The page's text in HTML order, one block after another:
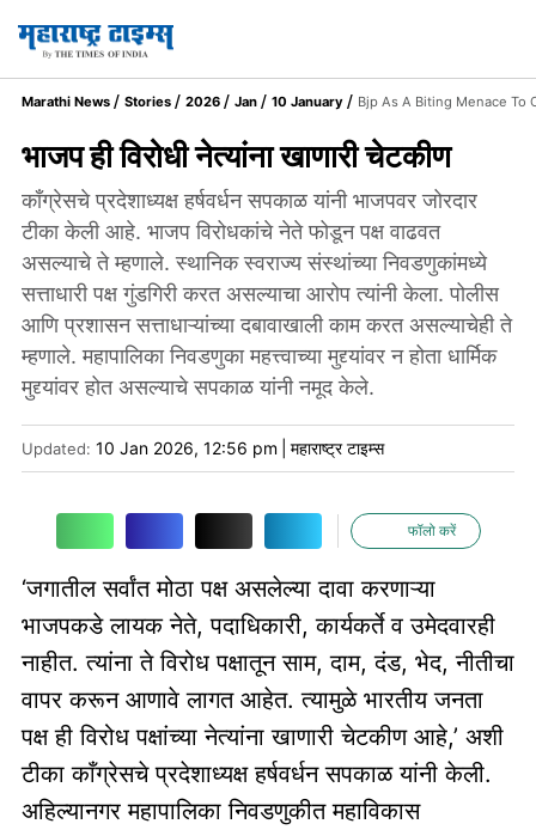
Marathi News Stories 2026 Jan 10 January Bjp As A Biting Menace
भाजप ही विरोधी नेत्यांना खाणारी चेटकीण
काँग्रेसचे प्रदेशाध्यक्ष हर्षवर्धन सपकाळ यांनी भाजपवर जोरदार
टीका केली आहे. भाजप विरोधकांचे नेते फोडून पक्ष वाढवत
असल्याचे ते म्हणाले. स्थानिक स्वराज्य संस्थांच्या निवडणुकांमध्ये
सत्ताधारी पक्ष गुंडगिरी करत असल्याचा आरोप त्यांनी केला. पोलीस
आणि प्रशासन सत्ताधाऱ्यांच्या दबावाखाली काम करत असल्याचेही ते
म्हणाले. महापालिका निवडणुका महत्त्वाच्या मुद्द्यांवर न होता धार्मिक
मुद्द्यांवर होत असल्याचे सपकाळ यांनी नमूद केले.
Updated: 10 Jan 2026, 12:56 pm महाराष्ट्र टाइम्स
फॉलो करें
‘जगातील सर्वांत मोठा पक्ष असलेल्या दावा करणाऱ्या
भाजपकडे लायक नेते, पदाधिकारी, कार्यकर्ते व उमेदवारही
नाहीत. त्यांना ते विरोध पक्षातून साम, दाम, दंड, भेद, नीतीचा
वापर करून आणावे लागत आहेत. त्यामुळे भारतीय जनता
पक्ष ही विरोध पक्षांच्या नेत्यांना खाणारी चेटकीण आहे,’ अशी
टीका काँग्रेसचे प्रदेशाध्यक्ष हर्षवर्धन सपकाळ यांनी केली.
अहिल्यानगर महापालिका निवडणुकीत महाविकास